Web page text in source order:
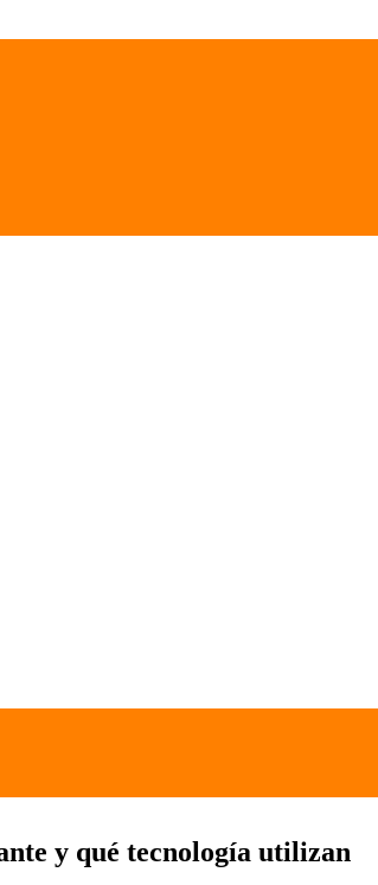
y qué tecnología utilizan